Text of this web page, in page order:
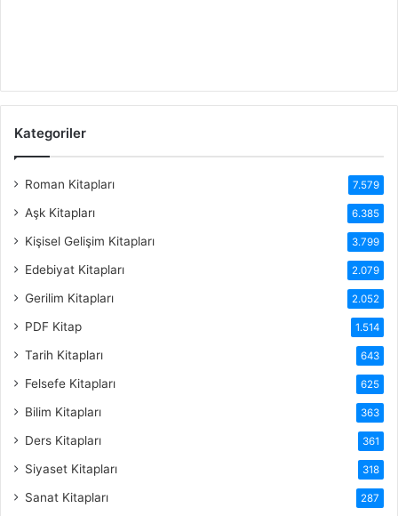
Kategoriler
Roman Kitapları 7.579
Aşk Kitapları 6.385
Kişisel Gelişim Kitapları 3.799
Edebiyat Kitapları 2.079
Gerilim Kitapları 2.052
PDF Kitap 1.514
Tarih Kitapları 643
Felsefe Kitapları 625
Bilim Kitapları 363
Ders Kitapları 361
Siyaset Kitapları 318
Sanat Kitapları 287